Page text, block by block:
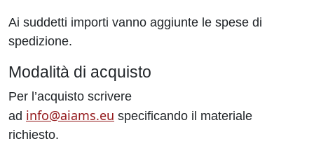
Ai suddetti importi vanno aggiunte le spese di
spedizione.
Modalità di acquisto
Per l’acquisto scrivere
ad info@aiams.eu specificando il materiale
richiesto.